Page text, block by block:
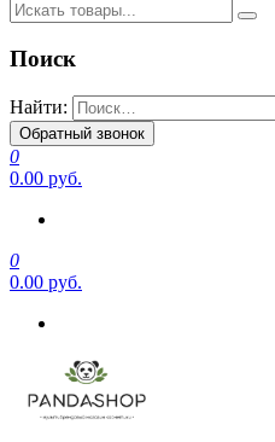
Поиск
Найти:
Обратный звонок
0
0.00 руб.
0
0.00 руб.